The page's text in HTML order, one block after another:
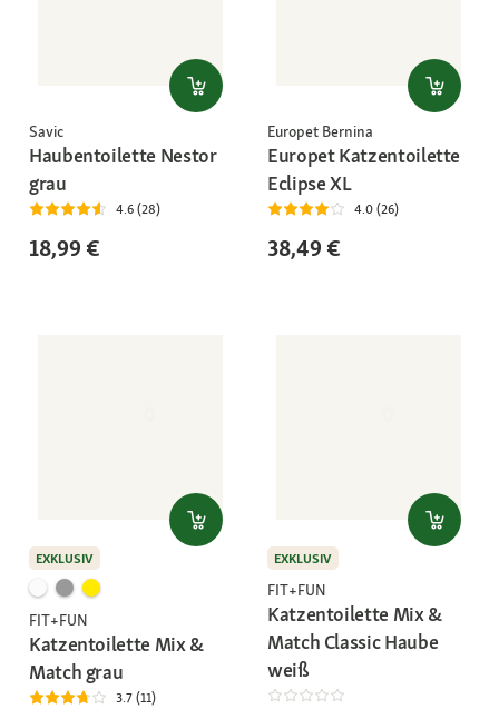
Savic
Haubentoilette Nestor
grau
4.6 (28)
18,99 €
Europet Bernina
Europet Katzentoilette
Eclipse XL
4.0 (26)
38,49 €
EXKLUSIV
FIT+FUN
Katzentoilette Mix &
Match grau
3.7 (11)
EXKLUSIV
FIT+FUN
Katzentoilette Mix &
Match Classic Haube
weiß